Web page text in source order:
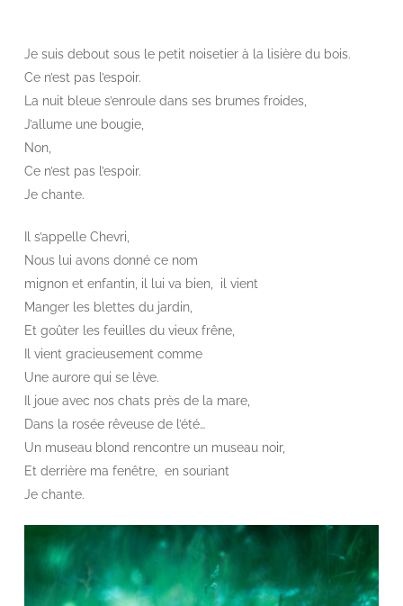
Je suis debout sous le petit noisetier à la lisière du bois.
Ce n’est pas l’espoir.
La nuit bleue s’enroule dans ses brumes froides,
J’allume une bougie,
Non,
Ce n’est pas l’espoir.
Je chante.
Il s’appelle Chevri,
Nous lui avons donné ce nom
mignon et enfantin, il lui va bien, il vient
Manger les blettes du jardin,
Et goûter les feuilles du vieux frêne,
Il vient gracieusement comme
Une aurore qui se lève.
Il joue avec nos chats près de la mare,
Dans la rosée rêveuse de l’été…
Un museau blond rencontre un museau noir,
Et derrière ma fenêtre, en souriant
Je chante.